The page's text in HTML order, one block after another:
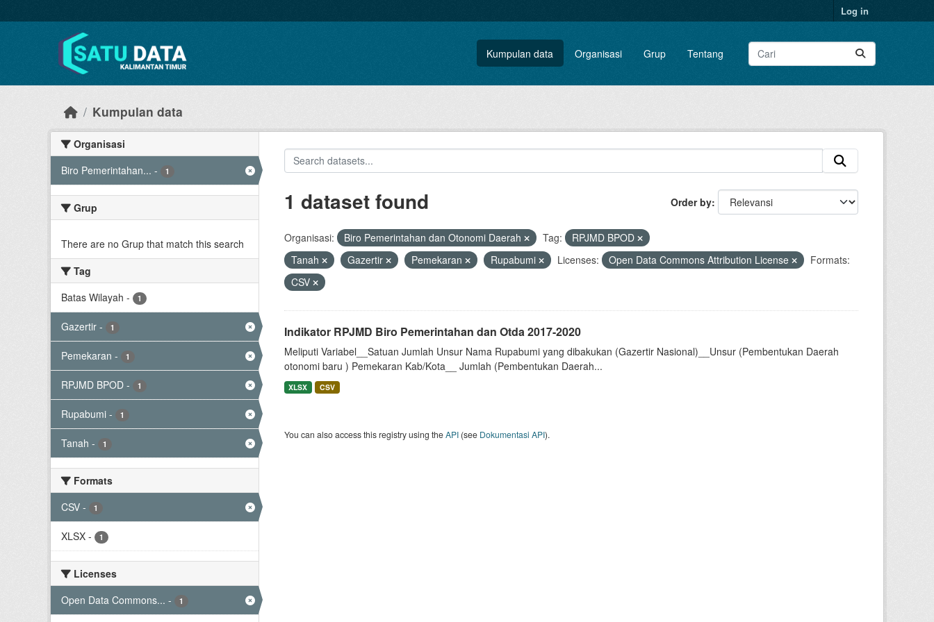
Log in
Kumpulan data Organisasi Grup Tentang
Kumpulan data
Organisasi
Biro Pemerintahan... - 1
Grup
There are no Grup that match this search
Tag
Batas Wilayah - 1
Gazertir - 1
Pemekaran - 1
RPJMD BPOD - 1
Rupabumi - 1
Tanah - 1
Formats
CSV - 1
XLSX - 1
Licenses
Open Data Commons... - 1
Order by
1 dataset found
Organisasi: Biro Pemerintahan dan Otonomi Daerah Tag:
RPJMD BPOD
Tanah
Gazertir Pemekaran Rupabumi Licenses: Open Data Commons Attribution License
Formats:
CSV
Indikator RPJMD Biro Pemerintahan dan Otda 2017-2020
Meliputi Variabel__Satuan Jumlah Unsur Nama Rupabumi yang dibakukan (Gazertir Nasional)__Unsur (Pembentukan Daerah
otonomi baru ) Pemekaran Kab/Kota__ Jumlah (Pembentukan Daerah...
XLSX CSV
You can also access this registry using theAPI(see Dokumentasi API).